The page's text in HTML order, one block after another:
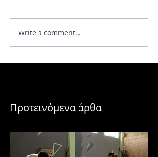
Υπάρχουν παρενέργειες
όταν πίνεις λεμονόνερο;
Write a comment...
Προτεινόμενα άρθα